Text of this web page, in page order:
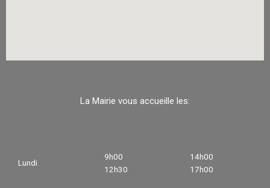
La Mairie vous accueille les:
Lundi
9h00
12h30
14h00
17h00